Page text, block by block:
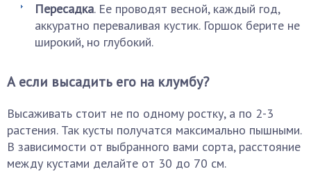
Пересадка. Ее проводят весной, каждый год,
аккуратно переваливая кустик. Горшок берите не
широкий, но глубокий.
А если высадить его на клумбу?
Высаживать стоит не по одному ростку, а по 2-3
растения. Так кусты получатся максимально пышными.
В зависимости от выбранного вами сорта, расстояние
между кустами делайте от 30 до 70 см.